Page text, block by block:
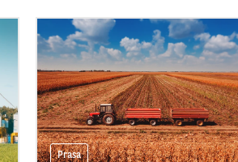
Prasa